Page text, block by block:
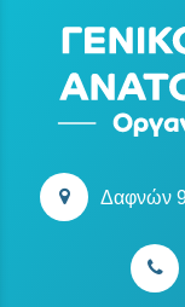
Δαφνών